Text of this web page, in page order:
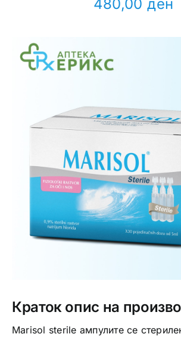
Интимно здравје
Лична хигиена
Медицински апрати
Нега на кожа
480,00ден
Краток опис на
Marisol sterile ампулите се